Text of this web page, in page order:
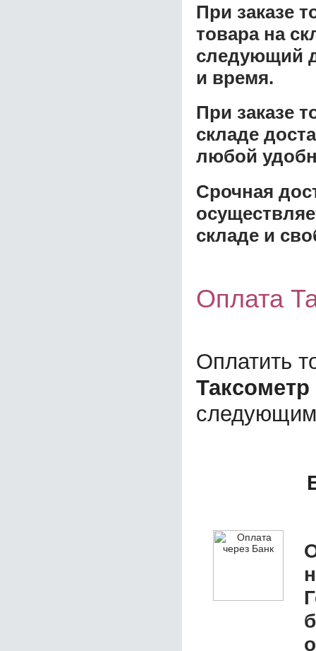
При заказе
товара на
следующий
и время.
При заказе
складе
любой
Срочная
складе и
Оплата
Оплатить